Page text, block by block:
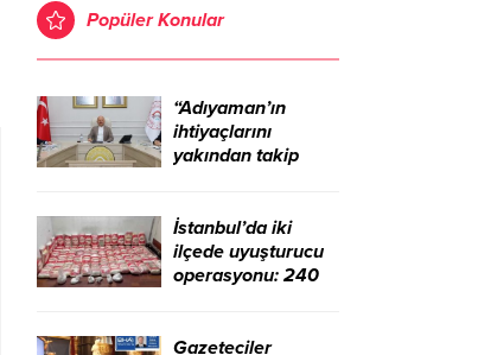
Popüler Konular
“Adıyaman’ın
ihtiyaçlarını
yakından takip
İstanbul’da iki
ilçede uyuşturucu
operasyonu: 240
– Birlik Haber
Gazeteciler